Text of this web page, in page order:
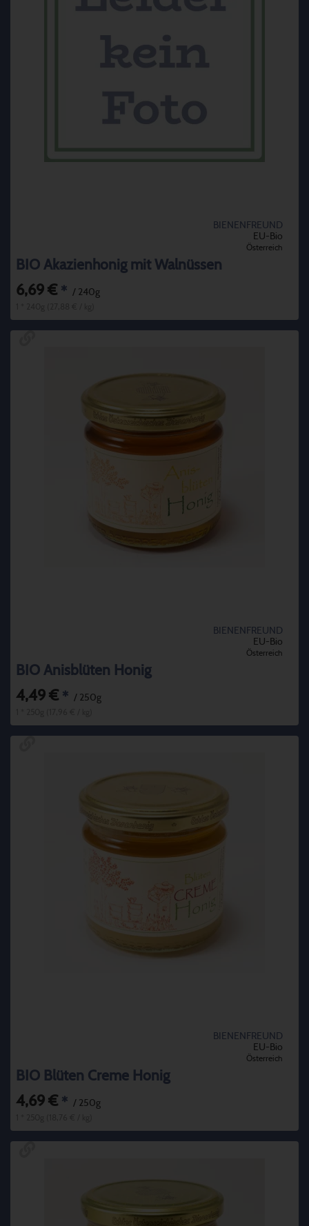
BIENENFREUND
EU-Bio
Österreich
BIO Akazienhonig mit Walnüssen
6,69 € * / 240g
BIENENFREUND
EU-Bio
Österreich
BIO Anisblüten Honig
4,49 € * / 250g
BIENENFREUND
EU-Bio
Österreich
BIO Blüten Creme Honig
4,69 € * / 250g